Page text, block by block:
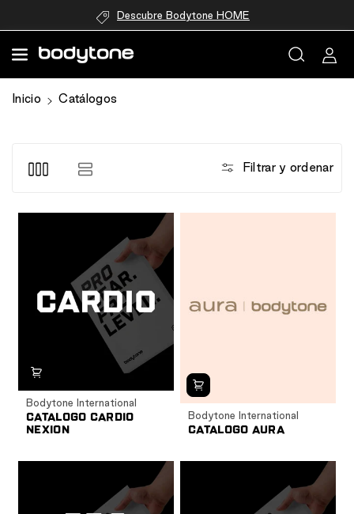
al contenido
Descubre Bodytone HOME
Inicio Catálogos
Filtrar y ordenar
Bodytone International
CATALOGO CARDIO
NEXION
Bodytone International
CATALOGO AURA